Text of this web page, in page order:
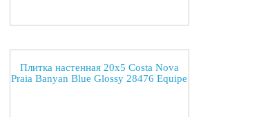
Плитка настенная 20x5 Costa Nova
Praia Banyan Blue Glossy 28476 Equipe